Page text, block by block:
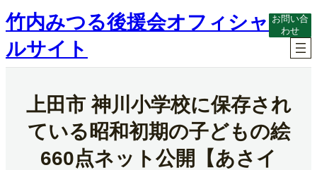
内
容
ス
キ
竹内みつる後援会オフィシャ
ルサイト
お問い合
わせ
上田市 神川小学校に保存され
ている昭和初期の子どもの絵
660点ネット公開【あさイ